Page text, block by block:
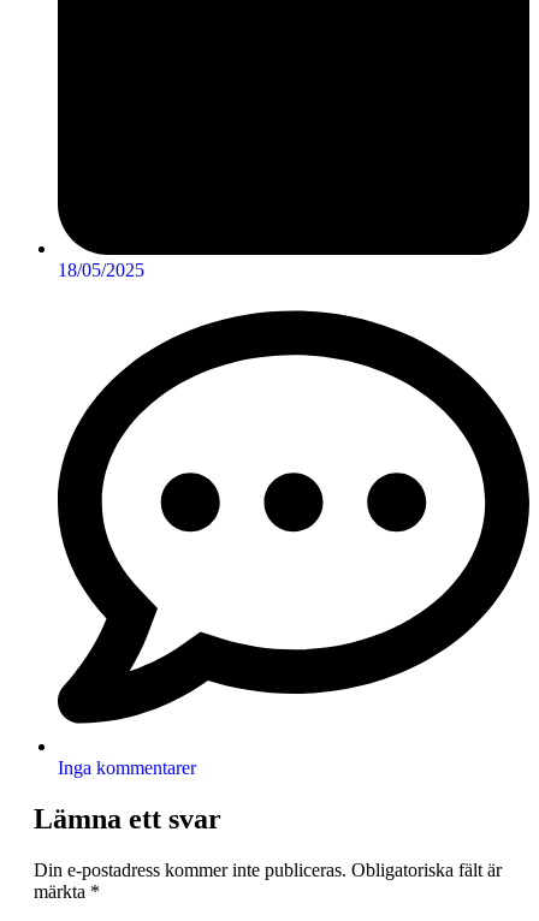
18/05/2025
Inga kommentarer
Lämna ett svar
Din e-postadress kommer inte publiceras. Obligatoriska fält är
märkta *